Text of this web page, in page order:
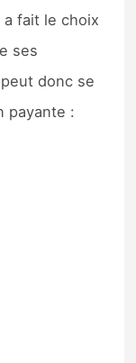
fait le choix
ses
donc se
payante :